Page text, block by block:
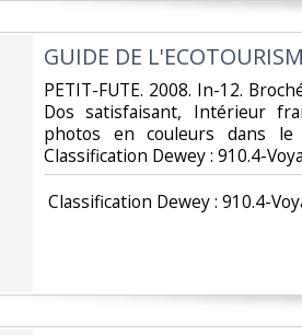
‎GUIDE DE
‎PETIT-FUTE. 2008. In-12.
Dos satisfaisant, Intérieur
photos en couleurs dans
Classification Dewey : 910.4-
Classification Dewey : 910.4-